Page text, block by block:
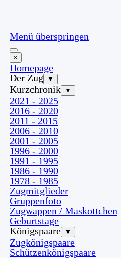
Menü überspringen
×
Homepage
Der Zug
▼
Kurzchronik ▼
2021 - 2025
2016 - 2020
2011 - 2015
2006 - 2010
2001 - 2005
1996 - 2000
1991 - 1995
1986 - 1990
1978 - 1985
Zugmitglieder
Gruppenfoto
Zugwappen / Maskottchen
Geburtstage
Königspaare
▼
Zugkönigspaare
Schützenkönigspaare